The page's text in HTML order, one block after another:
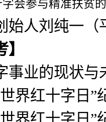
会参与精准扶贫
始人刘纯一（
事业的现状与
界红十字日”